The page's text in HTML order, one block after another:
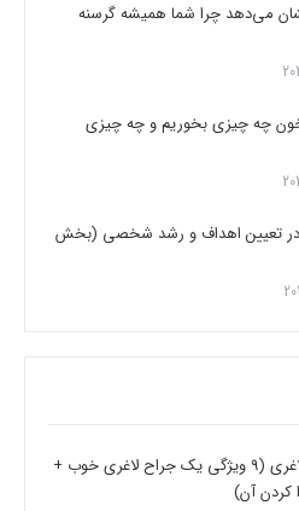
نشان می‌دهد چرا شما همیشه گرسنه
چه چیزی بخوریم و چه چیزی
در تعیین اهداف و رشد شخصی (بخش
بهترین جراح لاغری (9 ویژگی یک جراح لاغری خوب +
کردن آن)